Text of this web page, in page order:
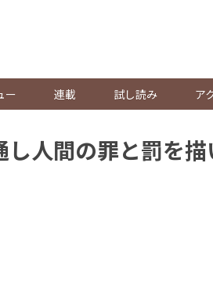
ー 連載 試し読み ア
人間の罪と罰を